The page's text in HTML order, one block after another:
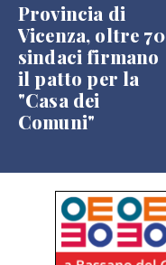
Provincia di
Vicenza, oltre 70
sindaci firmano
il patto per la
"Casa dei
Comuni"